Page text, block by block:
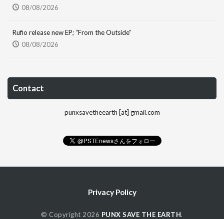
08/08/2026
Rufio release new EP; “From the Outside”
08/08/2026
Contact
punxsavetheearth [at] gmail.com
Privacy Policy
© Copyright 2026 PUNX SAVE THE EARTH.